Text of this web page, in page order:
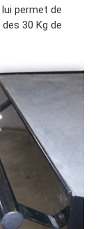
permet de
30 Kg de